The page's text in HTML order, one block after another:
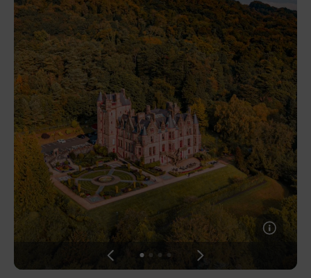
Like
Der Blarney Stone im
Blarney Castle
Like
Game of Thrones
Studiotour
View
slide
View
slide
View
slide
View
slide